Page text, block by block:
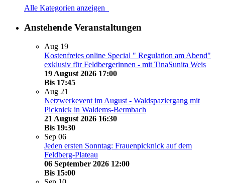
Alle Kategorien anzeigen
Anstehende Veranstaltungen
Aug 19
Kostenfreies online Special " Regulation am Abend"
exklusiv für Feldbergerinnen - mit TinaSunita Weis
19 August 2026 17:00
Bis 17:45
Aug 21
Netzwerkevent im August - Waldspaziergang mit
Picknick in Waldems-Bermbach
21 August 2026 16:30
Bis 19:30
Sep 06
Jeden ersten Sonntag: Frauenpicknick auf dem
Feldberg-Plateau
06 September 2026 12:00
Bis 15:00